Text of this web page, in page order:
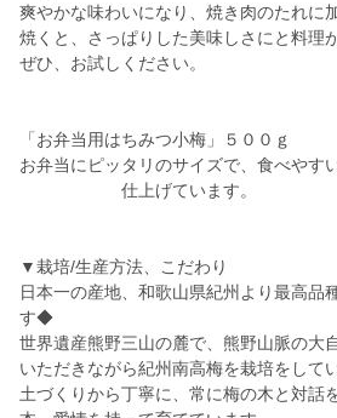
爽やかな味わいになり、焼き肉のたれに
焼くと、さっぱりした美味しさにと料理
ぜひ、お試しください。
「お弁当用はちみつ小梅」５００ｇ
お弁当にピッタリのサイズで、食べやす
仕上げています。
▼栽培/生産方法、こだわり
日本一の産地、和歌山県紀州より最高品
す◆
世界遺産熊野三山の麓で、熊野山脈の大
いただきながら紀州南高梅を栽培をして
土づくりから丁寧に、常に梅の木と対話